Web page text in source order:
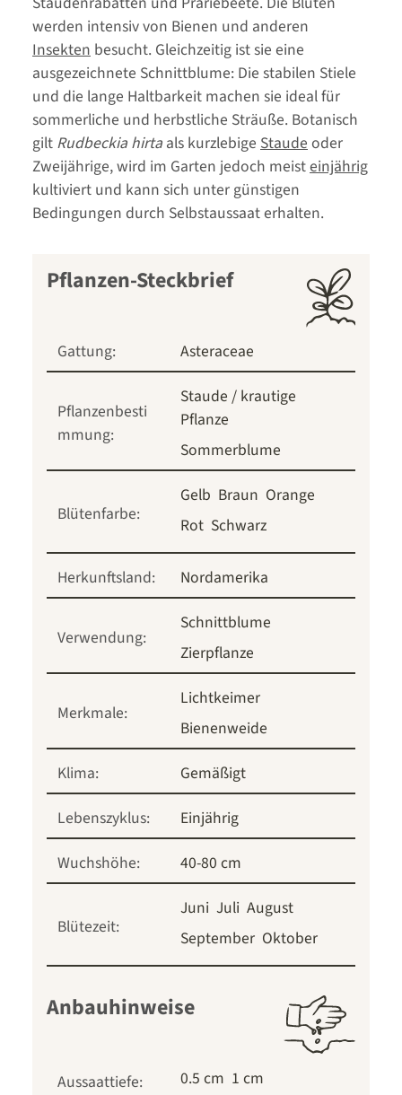
werden intensiv von Bienen und anderen
Insekten besucht. Gleichzeitig ist sie eine
ausgezeichnete Schnittblume: Die stabilen Stiele
und die lange Haltbarkeit machen sie ideal für
sommerliche und herbstliche Sträuße. Botanisch
gilt Rudbeckia hirta als kurzlebige Staudeoder
Zweijährige, wird im Garten jedoch meisteinjährig
kultiviert und kann sich unter günstigen
Bedingungen durch Selbstaussaat erhalten.
Pflanzen-Steckbrief
Gattung: Asteraceae
Pflanzenbesti
mmung:
Staude / krautige
Pflanze
Sommerblume
Blütenfarbe:
Gelb Braun Orange
Rot Schwarz
Herkunftsland: Nordamerika
Verwendung:
Schnittblume
Zierpflanze
Merkmale:
Lichtkeimer
Bienenweide
Klima:
Gemäßigt
Lebenszyklus:
Einjährig
Wuchshöhe:
40-80 cm
Blütezeit:
Juni Juli August
September Oktober
Anbauhinweise
Aussaattiefe: 0.5 cm 1 cm